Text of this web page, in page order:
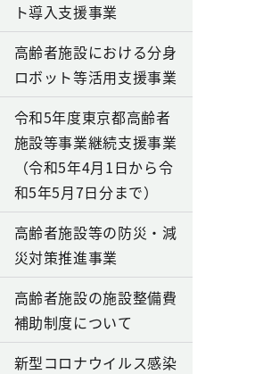
ト導入支援事業
高齢者施設における分身
ロボット等活用支援事業
令和5年度東京都高齢者
施設等事業継続支援事業
（令和5年4月1日から令
和5年5月7日分まで）
高齢者施設等の防災・減
災対策推進事業
高齢者施設の施設整備費
補助制度について
新型コロナウイルス感染